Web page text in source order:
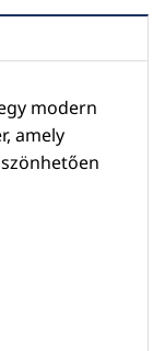
modern
amely